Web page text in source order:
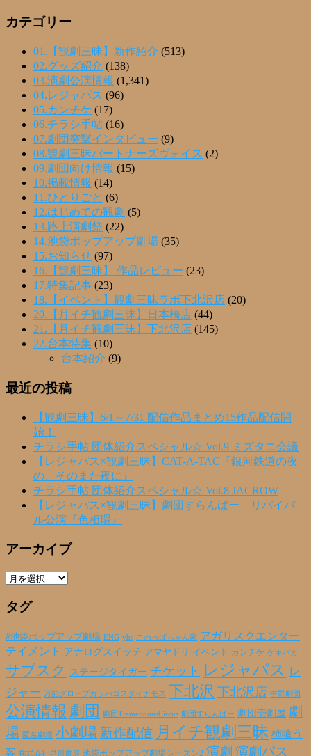
カテゴリー
01.【観劇三昧】新作紹介 (513)
02.グッズ紹介 (138)
03.演劇公演情報 (1,341)
04.レジャパス (96)
05.カンチケ (17)
06.チラシ手帖 (16)
07.劇団突撃インタビュー (9)
08.観劇三昧パートナーズヴォイス (2)
09.劇団向け情報 (15)
10.掲載情報 (14)
11.ひとりごと (6)
12.はじめての観劇 (5)
13.路上演劇祭 (22)
14.池袋ポップアップ劇場 (35)
15.お知らせ (97)
16.【観劇三昧】 作品レビュー (23)
17.特集記事 (23)
18.【イベント】観劇三昧ラボ下北沢店 (20)
20.【月イチ観劇三昧】日本橋店 (44)
21.【月イチ観劇三昧】下北沢店 (145)
22.台本特集 (10)
台本紹介 (9)
最近の投稿
【観劇三昧】6/1～7/31 配信作品まとめ15作品配信開
始！
チラシ手帖 団体紹介スペシャル☆ Vol.9 ミズタニ会議
【レジャパス×観劇三昧】CAT-A-TAC『銀河鉄道の夜
の、そのまた夜に』
チラシ手帖 団体紹介スペシャル☆ Vol.8 JACROW
【レジャパス×観劇三昧】劇団すらんばー リバイバ
ル公演『色相環』
アーカイブ
ア
カ
ブ
タグ
#池袋ポップアップ劇場 ENG yhs こわっぱちゃん家 アガリスクエンター
テイメント アナログスイッチ アマヤドリ イベント カンチケ ゲキバカ
サブスク ステージタイガー チケット レジャパス レ
ジャー
万能グローブガラパゴスダイナモス 下北沢 下北沢店 中野劇団
公演情報 劇団 劇団TremendousCircus 劇団すらんばー 劇団壱劇屋 劇
場 匿名劇壇 小劇場 新作配信 月イチ観劇三昧 柿喰う
客 株式会社早川書房 池袋ポップアップ劇場シーズン2 演劇 演劇パス